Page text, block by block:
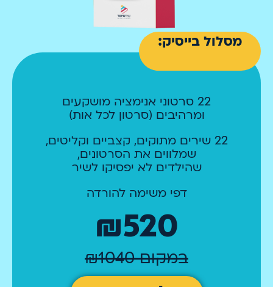
מסלול בייסיק:
22 סרטוני אנימציה מושקעים
ומרהיבים (סרטון לכל אות)
22 שירים מתוקים, קצביים וקליטים,
שמלווים את הסרטונים,
שהילדים לא יפסיקו לשיר
דפי משימה להורדה
₪520
במקום ₪1040